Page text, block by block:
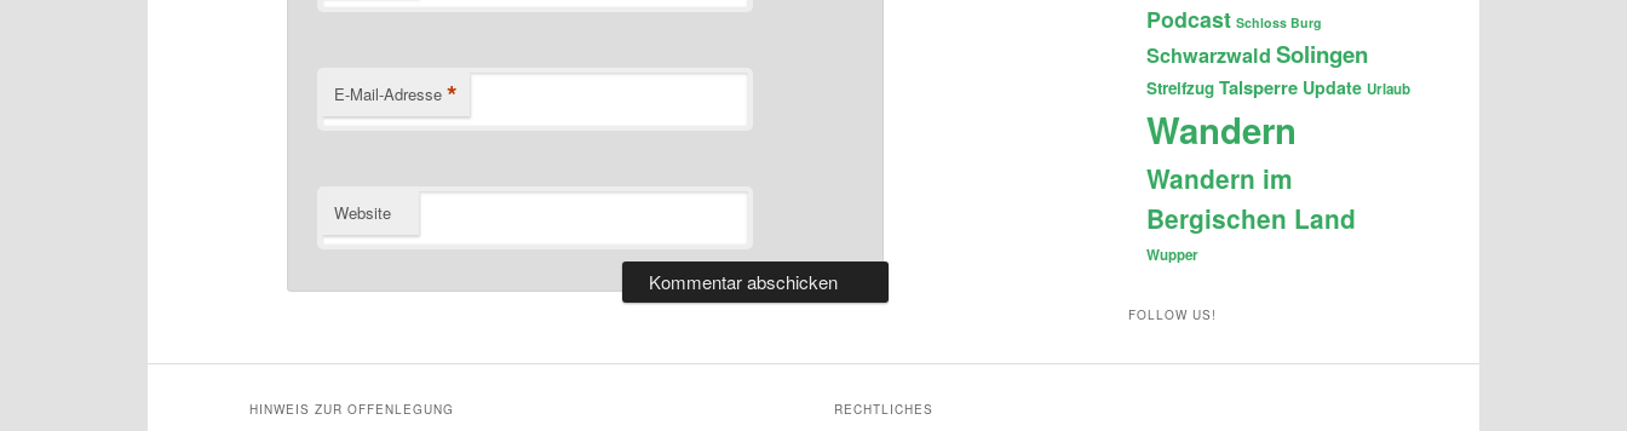
E-Mail-Adresse *
Website
Podcast Schloss Burg
Schwarzwald Solingen
Streifzug Talsperre Update Urlaub
Wandern
Wandern im
Bergischen Land
Wupper
FOLLOW US!
HINWEIS ZUR OFFENLEGUNG RECHTLICHES